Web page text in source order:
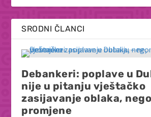
SRODNI ČLANCI
Debankeri: poplave u
nije u pitanju vještačko
zasijavanje oblaka,
promjene